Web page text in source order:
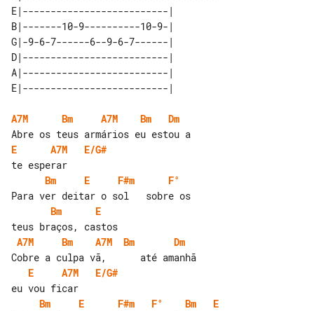
E|--------------------------|
B|-------10-9----------10-9-|
G|-9-6-7------6--9-6-7------|
D|--------------------------|
A|--------------------------|
A7M Bm A7M Bm
Dm
E
A7M
E/G#
Bm
E F#m
F°
Bm
E
A7M
Bm A7M Bm
Dm
E
A7M
E/G#
Bm
E F#m F° Bm
E